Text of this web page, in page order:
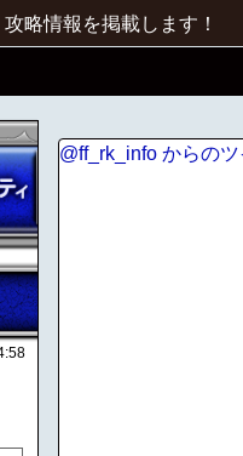
略情報を掲載します！
@ff_rk_info からのツ